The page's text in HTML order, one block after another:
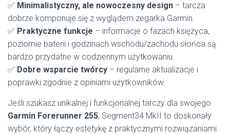
✅ Minimalistyczny, ale nowoczesny design – tarcza
dobrze komponuje się z wyglądem zegarka Garmin.
✅ Praktyczne funkcje – informacje o fazach księżyca,
poziomie baterii i godzinach wschodu/zachodu słońca są
bardzo przydatne w codziennym użytkowaniu.
✅ Dobre wsparcie twórcy – regularne aktualizacje i
poprawki zgodnie z opiniami użytkowników.
Jeśli szukasz unikalnej i funkcjonalnej tarczy dla swojego
Garmin Forerunner 255, Segment34 MkII to doskonały
wybór, który łączy estetykę z praktycznymi rozwiązaniami.